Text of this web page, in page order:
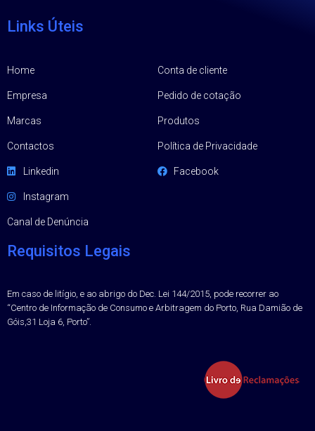
Links Úteis
Home
Empresa
Marcas
Contactos
Linkedin
Instagram
Canal de Denúncia
Conta de cliente
Pedido de cotação
Produtos
Política de Privacidade
Facebook
Requisitos Legais
Em caso de litígio, e ao abrigo do Dec. Lei 144/2015, pode recorrer ao
“Centro de Informação de Consumo e Arbitragem do Porto, Rua Damião de
Góis,31 Loja 6, Porto”.